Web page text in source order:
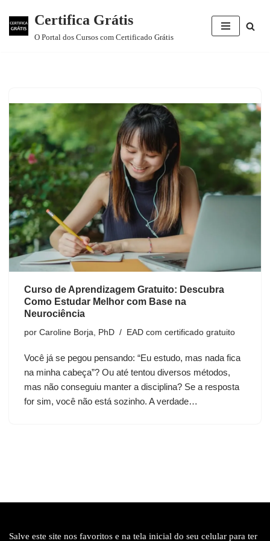
Pular
Certifica Grátis
O Portal dos Cursos com Certificado Grátis
Curso de Aprendizagem Gratuito: Descubra
Como Estudar Melhor com Base na
Neurociência
por Caroline Borja, PhD EAD com certificado gratuito
Você já se pegou pensando: “Eu estudo, mas nada fica
na minha cabeça”? Ou até tentou diversos métodos,
mas não conseguiu manter a disciplina? Se a resposta
for sim, você não está sozinho. A verdade…
Salve este site nos favoritos e na tela inicial do seu celular para ter